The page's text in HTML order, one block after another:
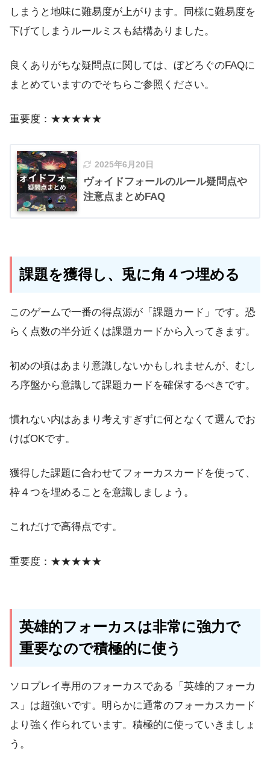
しまうと地味に難易度が上がります。同様に難易度を
下げてしまうルールミスも結構ありました。
良くありがちな疑問点に関しては、ぼどろぐのFAQに
まとめていますのでそちらご参照ください。
重要度：★★★★★
2025年6月20日
ヴォイドフォールのルール疑問点や
注意点まとめFAQ
課題を獲得し、兎に角４つ埋める
このゲームで一番の得点源が「課題カード」です。恐
らく点数の半分近くは課題カードから入ってきます。
初めの頃はあまり意識しないかもしれませんが、むし
ろ序盤から意識して課題カードを確保するべきです。
慣れない内はあまり考えすぎずに何となくて選んでお
けばOKです。
獲得した課題に合わせてフォーカスカードを使って、
枠４つを埋めることを意識しましょう。
これだけで高得点です。
重要度：★★★★★
英雄的フォーカスは非常に強力で
重要なので積極的に使う
ソロプレイ専用のフォーカスである「英雄的フォーカ
ス」は超強いです。明らかに通常のフォーカスカード
より強く作られています。積極的に使っていきましょ
う。